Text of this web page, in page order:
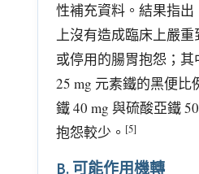
性補充資料。結果指
上沒有造成臨床上嚴
或停用的腸胃抱怨；
25 mg 元素鐵的黑便比
鐵 40 mg 與硫酸亞鐵
抱怨較少。 [5]
B. 可能作用機轉